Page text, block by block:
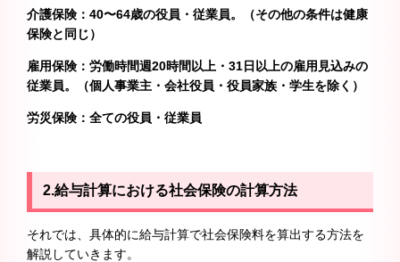
介護保険：40〜64歳の役員・従業員。（その他の条件は健康
保険と同じ）
雇用保険：労働時間週20時間以上・31日以上の雇用見込みの
従業員。（個人事業主・会社役員・役員家族・学生を除く）
労災保険：全ての役員・従業員
2.給与計算における社会保険の計算方法
それでは、具体的に給与計算で社会保険料を算出する方法を
解説していきます。